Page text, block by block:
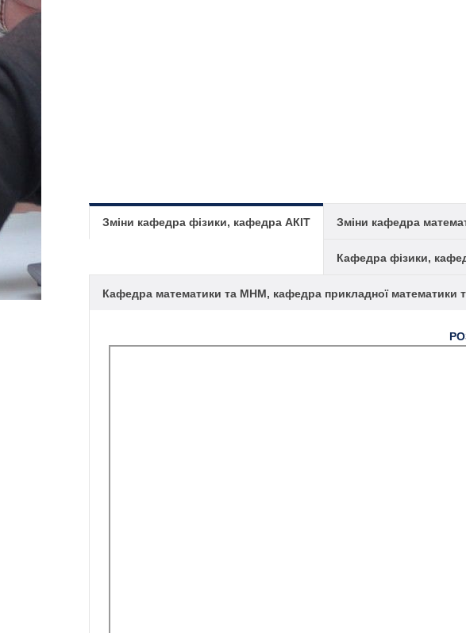
Зміни кафедра фізики, кафедра АКІТ Зміни кафедра
Кафедра фізики,
Кафедра математики та МНМ, кафедра прикладної математики